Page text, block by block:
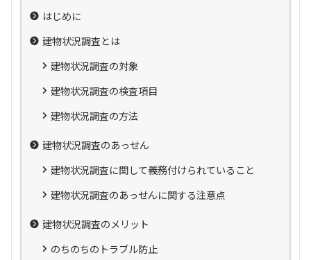
はじめに
建物状況調査とは
建物状況調査の対象
建物状況調査の検査項目
建物状況調査の方法
建物状況調査のあっせん
建物状況調査に関して義務付けられていること
建物状況調査のあっせんに関する注意点
建物状況調査のメリット
のちのちのトラブル防止